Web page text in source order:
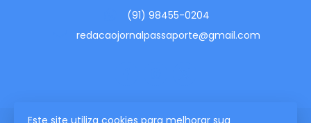
Este site utiliza cookies para melhorar sua
(91) 98455-0204
redacaojornalpassaporte@gmail.com